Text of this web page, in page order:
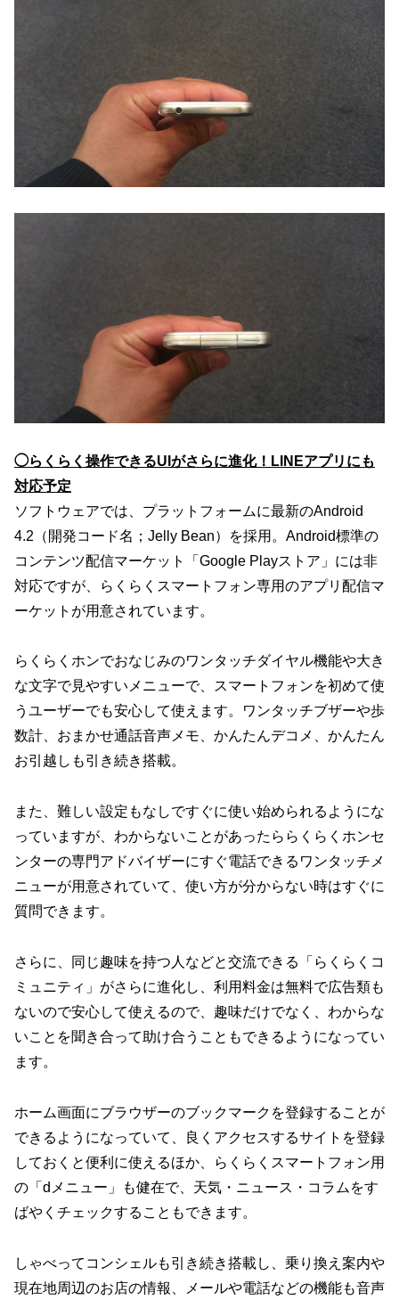
◯らくらく操作できるUIがさらに進化！LINEアプリにも
対応予定
ソフトウェアでは、プラットフォームに最新のAndroid
4.2（開発コード名；Jelly Bean）を採用。Android標準の
コンテンツ配信マーケット「Google Playストア」には非
対応ですが、らくらくスマートフォン専用のアプリ配信マ
ーケットが用意されています。
らくらくホンでおなじみのワンタッチダイヤル機能や大き
な文字で見やすいメニューで、スマートフォンを初めて使
うユーザーでも安心して使えます。ワンタッチブザーや歩
数計、おまかせ通話音声メモ、かんたんデコメ、かんたん
お引越しも引き続き搭載。
また、難しい設定もなしですぐに使い始められるようにな
っていますが、わからないことがあったららくらくホンセ
ンターの専門アドバイザーにすぐ電話できるワンタッチメ
ニューが用意されていて、使い方が分からない時はすぐに
質問できます。
さらに、同じ趣味を持つ人などと交流できる「らくらくコ
ミュニティ」がさらに進化し、利用料金は無料で広告類も
ないので安心して使えるので、趣味だけでなく、わからな
いことを聞き合って助け合うこともできるようになってい
ます。
ホーム画面にブラウザーのブックマークを登録することが
できるようになっていて、良くアクセスするサイトを登録
しておくと便利に使えるほか、らくらくスマートフォン用
の「dメニュー」も健在で、天気・ニュース・コラムをす
ばやくチェックすることもできます。
しゃべってコンシェルも引き続き搭載し、乗り換え案内や
現在地周辺のお店の情報、メールや電話などの機能も音声